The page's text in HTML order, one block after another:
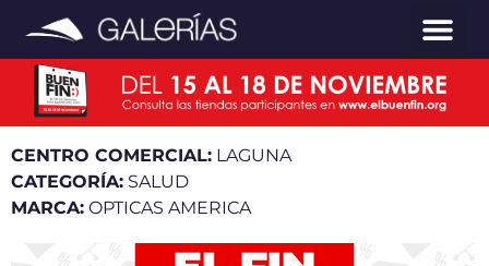
CENTRO COMERCIAL: LAGUNA
CATEGORÍA: SALUD
MARCA: OPTICAS AMERICA